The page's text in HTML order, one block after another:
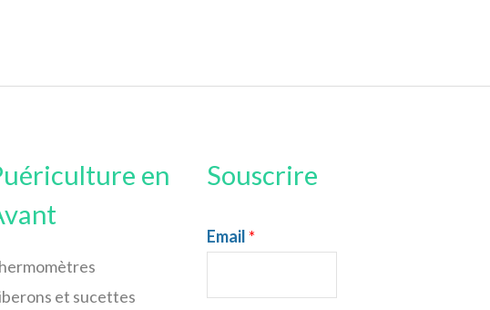
en
et sucettes
Souscrire
Email *